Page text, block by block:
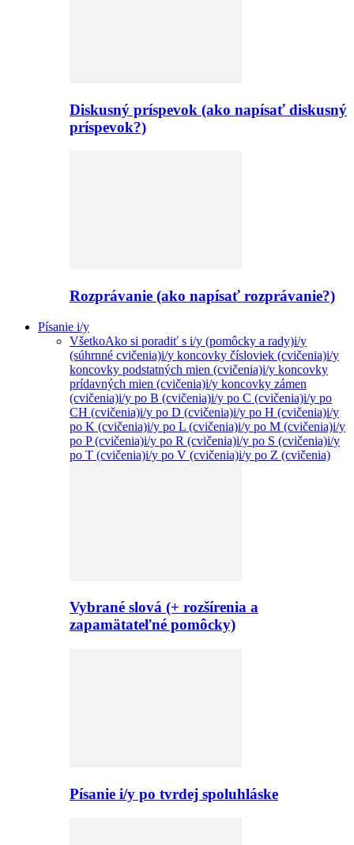
Diskusný príspevok (ako napísať diskusný
príspevok?)
Rozprávanie (ako napísať rozprávanie?)
Písanie i/y
VšetkoAko si poradiť s i/y (pomôcky a rady)i/y
(súhrnné cvičenia)i/y koncovky čísloviek (cvičenia)i/y
koncovky podstatných mien (cvičenia)i/y koncovky
prídavných mien (cvičenia)i/y koncovky zámen
(cvičenia)i/y po B (cvičenia)i/y po C (cvičenia)i/y po
CH (cvičenia)i/y po D (cvičenia)i/y po H (cvičenia)i/y
po K (cvičenia)i/y po L (cvičenia)i/y po M (cvičenia)i/y
po P (cvičenia)i/y po R (cvičenia)i/y po S (cvičenia)i/y
po T (cvičenia)i/y po V (cvičenia)i/y po Z (cvičenia)
Vybrané slová (+ rozšírenia a
zapamätateľné pomôcky)
Písanie i/y po tvrdej spoluhláske